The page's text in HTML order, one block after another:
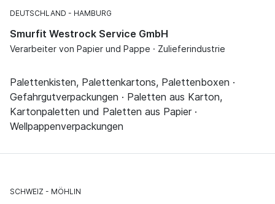
DEUTSCHLAND HAMBURG
Smurfit Westrock Service GmbH
Verarbeiter von Papier und Pappe · Zulieferindustrie
Palettenkisten, Palettenkartons, Palettenboxen ·
Gefahrgutverpackungen · Paletten aus Karton,
Kartonpaletten und Paletten aus Papier ·
Wellpappenverpackungen
SCHWEIZ MÖHLIN